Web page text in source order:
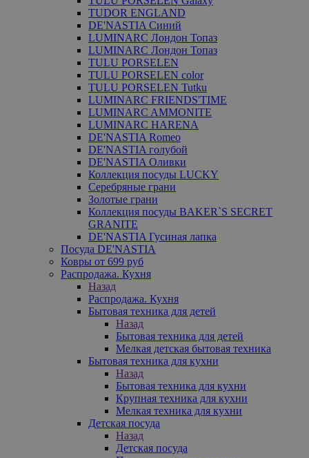
TUDOR ENGLAND
DE'NASTIA Синий
LUMINARC Лондон Топаз
LUMINARC Лондон Топаз
TULU PORSELEN
TULU PORSELEN color
TULU PORSELEN Tutku
LUMINARC FRIENDS'TIME
LUMINARC AMMONITE
LUMINARC HARENA
DE'NASTIA Romeo
DE'NASTIA голубой
DE'NASTIA Оливки
Коллекция посуды LUCKY
Серебряные грани
Золотые грани
Коллекция посуды BAKER`S SECRET
GRANITE
DE'NASTIA Гусиная лапка
Посуда DE'NASTIA
Ковры от 699 руб
Распродажа. Кухня
Назад
Распродажа. Кухня
Бытовая техника для детей
Назад
Бытовая техника для детей
Мелкая детская бытовая техника
Бытовая техника для кухни
Назад
Бытовая техника для кухни
Крупная техника для кухни
Мелкая техника для кухни
Детская посуда
Назад
Детская посуда